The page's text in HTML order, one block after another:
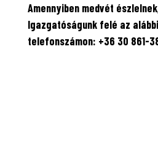
Amennyiben medvét
Igazgatóságunk felé az
telefonszámon: +36 30 861-